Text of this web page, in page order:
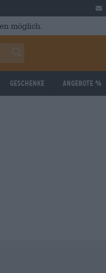
möglich.
Geschenke Angebote %